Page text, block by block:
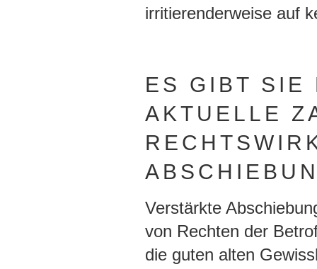
irritierenderweise auf
ES GIBT
AKTUELLE
Verstärkte
von Rechten der
die guten alten